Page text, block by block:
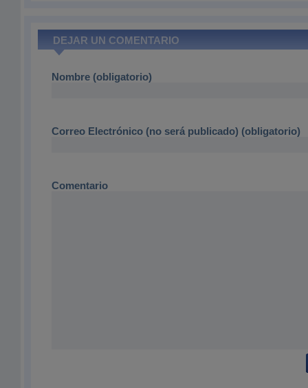
DEJAR UN COMENTARIO
Nombre (obligatorio)
Correo Electrónico (no será publicado) (obligatorio)
Comentario